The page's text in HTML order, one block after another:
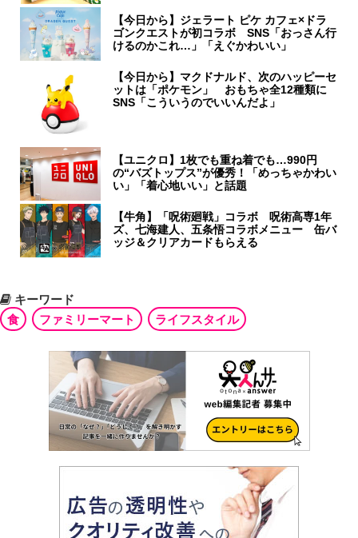
【今日から】ジェラート ピケ カフェ×ドラ
ゴンクエストが初コラボ SNS「おっさん行
けるのかこれ…」「えぐかわいい」
【今日から】マクドナルド、次のハッピーセ
ットは「ポケモン」 おもちゃ全12種類に
SNS「こういうのでいいんだよ」
【ユニクロ】1枚でも重ね着でも…990円
の“バズトップス”が優秀！「めっちゃかわい
い」「着心地いい」と話題
【牛角】「呪術廻戦」コラボ 呪術高専1年
ズ、七海建人、五条悟コラボメニュー 缶バ
ッジ＆クリアカードもらえる
キーワード
食
ファミリーマート ライフスタイル